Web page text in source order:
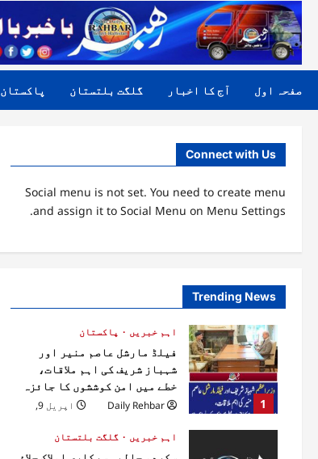
صفحہ اول آج کا اخبار گلگت بلتستان پاکستان
Connect with Us
Social menu is not set. You need to create menu
and assign it to Social Menu on Menu Settings.
Trending News
1
اہم خبریں
پاکستان
فیلڈ مارشل عاصم منیر اور
شہباز شریف کی اہم ملاقات،
خطے میں امن کوششوں کا جائزہ
Daily Rehbar
اپریل 9,
اہم خبریں
گلگت بلتستان